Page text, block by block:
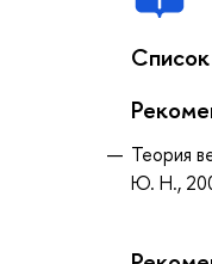
Теория
Ю. Н.,